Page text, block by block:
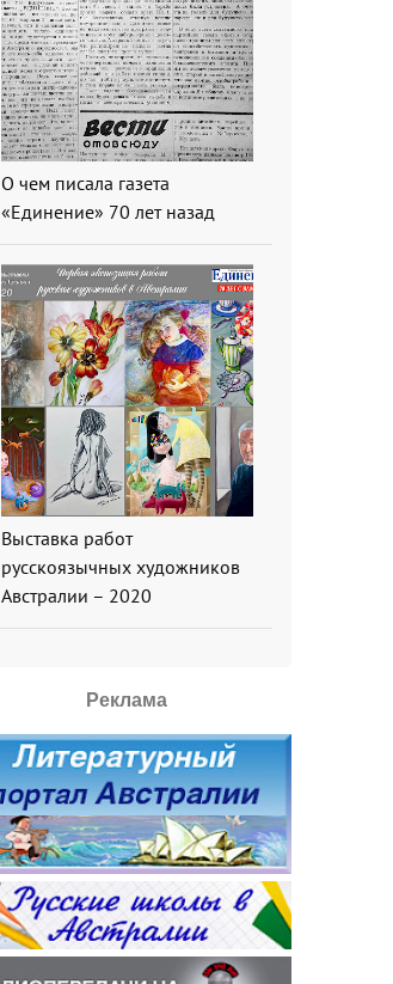
О чем писала газета
«Единение» 70 лет назад
Выставка работ
русскоязычных художников
Австралии – 2020
Реклама